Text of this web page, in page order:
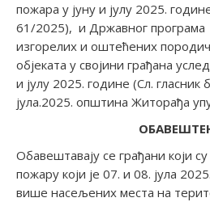
пожара у јуну и јулу 2025.
61/2025), и Државног
изгорелих и оштећених
објеката у својини грађана
и јулу 2025. године (Сл.
јула.2025. општина Житорађа
Обавештавају се грађани који
пожару који је 07. и 08. јула
више насељених места на